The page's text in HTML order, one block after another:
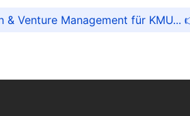
& Venture Management für KMU...